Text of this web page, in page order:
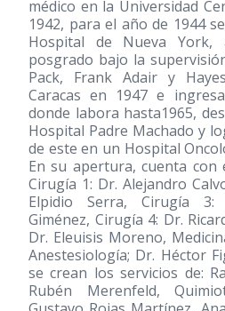
médico en la Universidad
1942, para el año de 1944
Hospital de Nueva
posgrado bajo la
Pack, Frank Adair y
Caracas en 1947 e
donde labora hasta1965,
Hospital Padre Machado y
de este en un Hospital
En su apertura, cuenta con
Cirugía 1: Dr. Alejandro
Elpidio Serra, Cirugía 3:
Giménez, Cirugía 4: Dr.
Dr. Eleuisis Moreno,
Anestesiología; Dr. Héctor
se crean los servicios de:
Rubén Merenfeld,